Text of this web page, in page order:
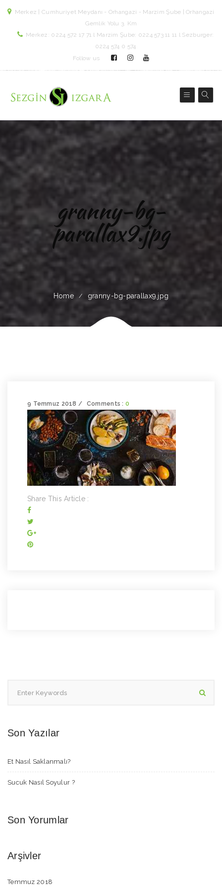
Merkez | Cumhuriyet Meydanı - Orhangazi - Marzim Şube | Orhangazi
Gemlik Yolu 3. Km
Merkez: 0224 572 17 71 l Marzim Şube: 0224 573 11 11 l Sezburger:
0224 574 0 574
Follow us
granny-bg-
parallax9.jpg
Home granny-bg-parallax9.jpg
9 Temmuz 2018 Comments :0
Share This Article :
Son Yazılar
Et Nasıl Saklanmalı?
Sucuk Nasıl Soyulur ?
Son Yorumlar
Arşivler
Temmuz 2018